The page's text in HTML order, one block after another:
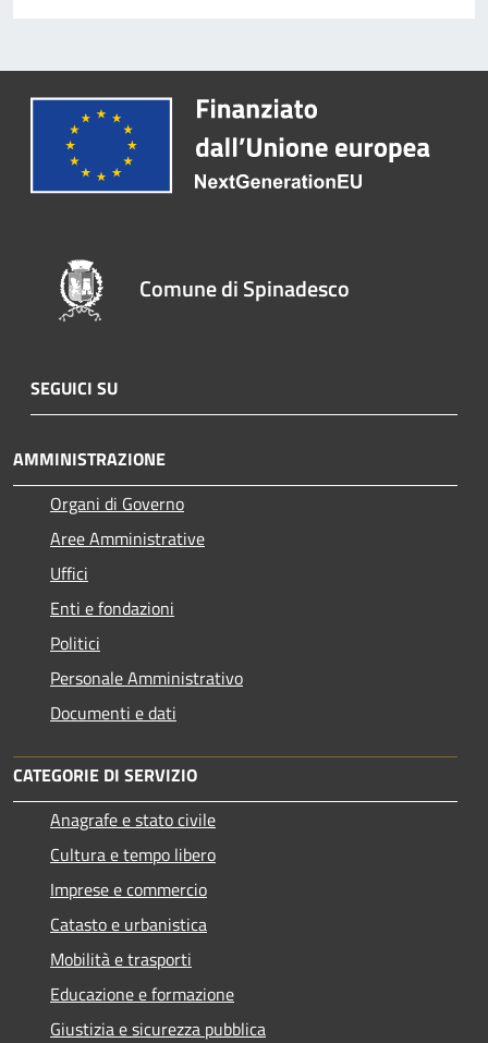
Comune di Spinadesco
SEGUICI SU
AMMINISTRAZIONE
Organi di Governo
Aree Amministrative
Uffici
Enti e fondazioni
Politici
Personale Amministrativo
Documenti e dati
CATEGORIE DI SERVIZIO
Anagrafe e stato civile
Cultura e tempo libero
Imprese e commercio
Catasto e urbanistica
Mobilità e trasporti
Educazione e formazione
Giustizia e sicurezza pubblica